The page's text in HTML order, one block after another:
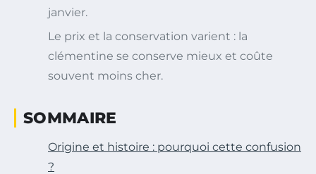
janvier.
Le prix et la conservation varient : la
clémentine se conserve mieux et coûte
souvent moins cher.
SOMMAIRE
Origine et histoire : pourquoi cette confusion
?